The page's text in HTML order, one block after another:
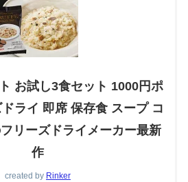
お試し3食セット 1000円ポ
ライ 即席 保存食 スープ コ
リーズドライメーカー最新
作
created by Rinker